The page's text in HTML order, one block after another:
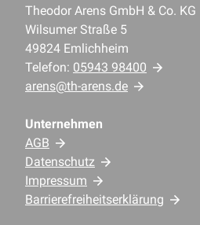
Theodor Arens GmbH & Co. KG
Wilsumer Straße 5
49824 Emlichheim
Telefon: 05943 98400
arens@th-arens.de
Unternehmen
AGB
Datenschutz
Impressum
Barrierefreiheitserklärung